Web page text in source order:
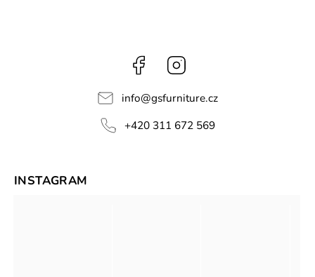
Facebook
info@gsfurniture.cz
+420 311 672 569
INSTAGRAM